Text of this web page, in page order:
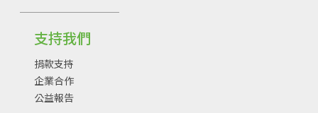
支持我們
捐款支持
企業合作
公益報告